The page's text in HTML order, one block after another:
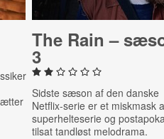
The Rain –
3
Sidste sæson af den danske
Netflix-serie er et miskmask
superhelteserie og
tilsat tandløst melodrama.